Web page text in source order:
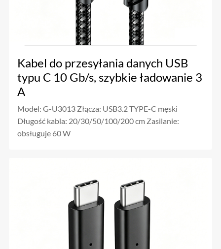
Kabel do przesyłania danych USB
typu C 10 Gb/s, szybkie ładowanie 3
A
Model: G-U3013 Złącza: USB3.2 TYPE-C męski
Długość kabla: 20/30/50/100/200 cm Zasilanie:
obsługuje 60 W